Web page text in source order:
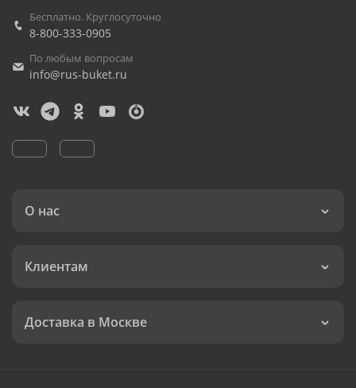
Бесплатно. Круглосуточно
8-800-333-0905
По любым вопросам
info@rus-buket.ru
О нас
Клиентам
Доставка в Москве